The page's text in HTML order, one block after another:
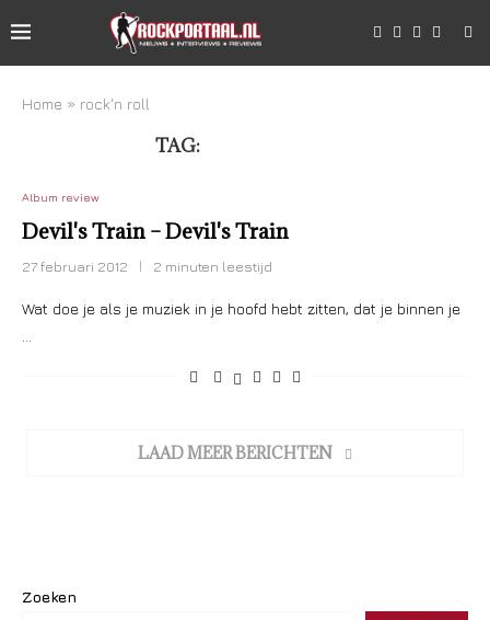
Home » rock'n roll
TAG:
Album review
Devil's Train – Devil's Train
27 februari 2012 2 minuten leestijd
Wat doe je als je muziek in je hoofd hebt zitten, dat je binnen je
LAAD MEER BERICHTEN
Zoeken